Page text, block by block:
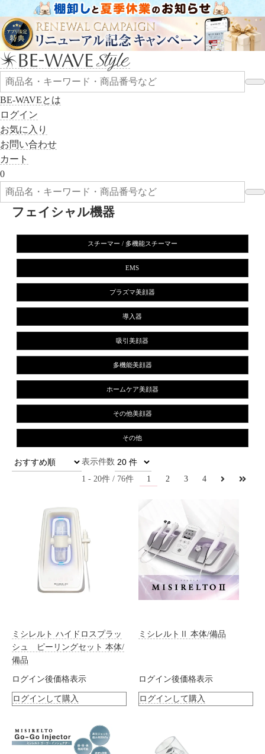
BE-WAVEとは
ログイン
お気に入り
お問い合わせ
カート
0
フェイシャル機器
スチーマー / 多機能スチーマー
EMS
プラズマ美顔器
導入器
吸引美顔器
多機能美顔器
ホームケア美顔器
その他美顔器
その他
1 2 3 4
76
1 20
ミシレルト ハイドロスプラッ
シュ ピーリングセット 本体/
備品
ログイン後価格表示
ログインして購入
ミシレルトⅡ 本体/備品
ログイン後価格表示
ログインして購入